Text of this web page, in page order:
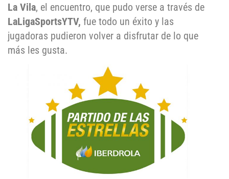
La Vila, el encuentro, que pudo verse a través de
LaLigaSportsYTV, fue todo un éxito y las
jugadoras pudieron volver a disfrutar de lo que
más les gusta.